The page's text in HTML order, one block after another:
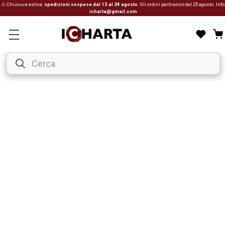
⚠ Chiusura estiva: spedizioni sospese dal 13 al 24 agosto . Gli ordini partiranno dal 25 agosto. Info:
icharta@gmail.com